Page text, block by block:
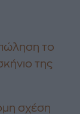
το
της
σχέση